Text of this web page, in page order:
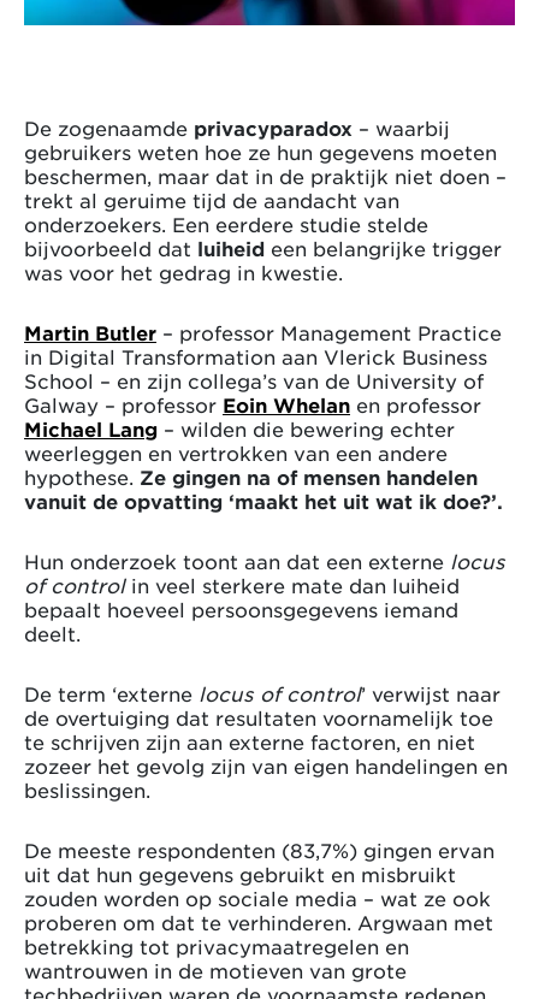
De zogenaamde privacyparadox – waarbij
gebruikers weten hoe ze hun gegevens moeten
beschermen, maar dat in de praktijk niet doen –
trekt al geruime tijd de aandacht van
onderzoekers. Een eerdere studie stelde
bijvoorbeeld dat luiheid een belangrijke trigger
was voor het gedrag in kwestie.
Martin Butler – professor Management Practice
in Digital Transformation aan Vlerick Business
School – en zijn collega’s van de University of
Galway – professor Eoin Whelan en professor
Michael Lang – wilden die bewering echter
weerleggen en vertrokken van een andere
hypothese. Ze gingen na of mensen handelen
vanuit de opvatting ‘maakt het uit wat ik doe?’.
Hun onderzoek toont aan dat een externe locus
of controlin veel sterkere mate dan luiheid
bepaalt hoeveel persoonsgegevens iemand
deelt.
De term ‘externe locus of control’ verwijst naar
de overtuiging dat resultaten voornamelijk toe
te schrijven zijn aan externe factoren, en niet
zozeer het gevolg zijn van eigen handelingen en
beslissingen.
De meeste respondenten (83,7%) gingen ervan
uit dat hun gegevens gebruikt en misbruikt
zouden worden op sociale media – wat ze ook
proberen om dat te verhinderen. Argwaan met
betrekking tot privacymaatregelen en
wantrouwen in de motieven van grote